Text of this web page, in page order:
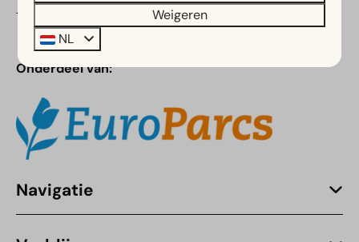
Telefoon:
088 055 1589
Onderdeel van:
Navigatie
Weigeren
NL